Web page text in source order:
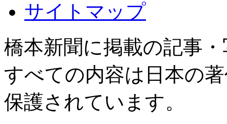
サイトマップ
橋本新聞に掲載の記事
すべての内容は日本の
保護されています。